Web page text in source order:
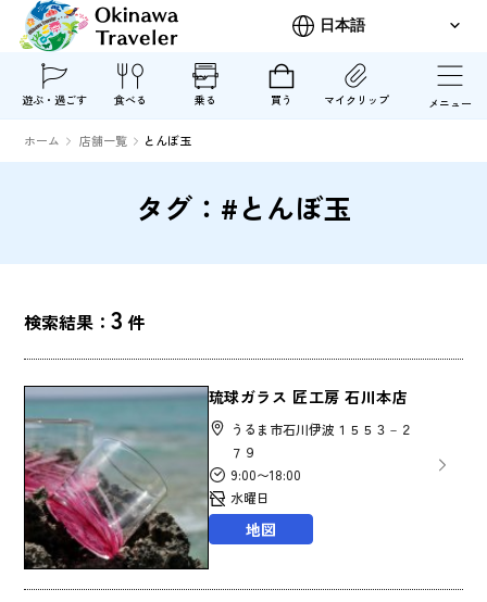
遊ぶ・過ごす 食べる 乗る 買う マイクリップ メニュー
ホーム 店舗一覧 とんぼ玉
タグ：#とんぼ玉
検索結果：3 件
琉球ガラス 匠工房 石川本店
うるま市石川伊波１５５３－２
７９
9:00〜18:00
水曜日
地図